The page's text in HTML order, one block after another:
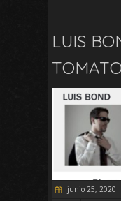
LUIS
junio 25, 2020